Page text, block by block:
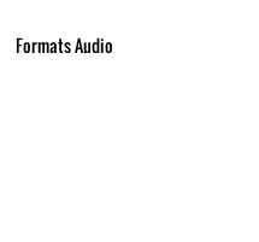
Formats Audio